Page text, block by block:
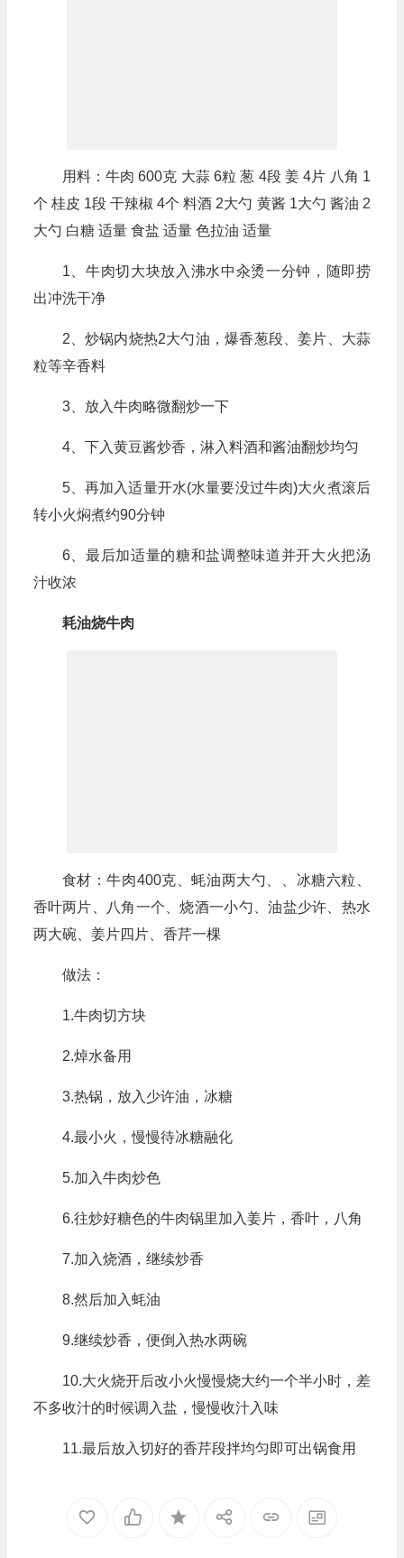
用料：牛肉 600克 大蒜 6粒 葱 4段 姜 4片 八角 1
个 桂皮 1段 干辣椒 4个 料酒 2大勺 黄酱 1大勺 酱油 2
大勺 白糖 适量 食盐 适量 色拉油 适量
1、牛肉切大块放入沸水中汆烫一分钟，随即捞
出冲洗干净
2、炒锅内烧热2大勺油，爆香葱段、姜片、大蒜
粒等辛香料
3、放入牛肉略微翻炒一下
4、下入黄豆酱炒香，淋入料酒和酱油翻炒均匀
5、再加入适量开水(水量要没过牛肉)大火煮滚后
转小火焖煮约90分钟
6、最后加适量的糖和盐调整味道并开大火把汤
汁收浓
耗油烧牛肉
食材：牛肉400克、蚝油两大勺、、冰糖六粒、
香叶两片、八角一个、烧酒一小勺、油盐少许、热水
两大碗、姜片四片、香芹一棵
做法：
1.牛肉切方块
2.焯水备用
3.热锅，放入少许油，冰糖
4.最小火，慢慢待冰糖融化
5.加入牛肉炒色
6.往炒好糖色的牛肉锅里加入姜片，香叶，八角
7.加入烧酒，继续炒香
8.然后加入蚝油
9.继续炒香，便倒入热水两碗
10.大火烧开后改小火慢慢烧大约一个半小时，差
不多收汁的时候调入盐，慢慢收汁入味
11.最后放入切好的香芹段拌均匀即可出锅食用